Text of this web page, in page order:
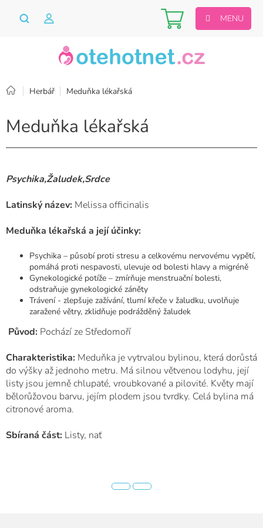
Nákupní
košík
DomůHerbář Meduňka lékařská
Meduňka lékařská
Psychika,Žaludek,Srdce
Latinský název: Melissa officinalis
Meduňka lékařská a její účinky:
Psychika – působí proti stresu a celkovému nervovému vypětí,
pomáhá proti nespavosti, ulevuje od bolesti hlavy a migréně
Gynekologické potíže – zmírňuje menstruační bolesti,
odstraňuje gynekologické záněty
Trávení - zlepšuje zažívání, tlumí křeče v žaludku, uvolňuje
zaražené větry, zklidňuje podrážděný žaludek
Původ: Pochází ze Středomoří
Charakteristika: Meduňka je vytrvalou bylinou, která dorůstá
do výšky až jednoho metru. Má silnou větvenou lodyhu, její
listy jsou jemně chlupaté, vroubkované a pilovité. Květy mají
bělorůžovou barvu, jejím plodem jsou tvrdky. Celá bylina má
citronové aroma.
Sbíraná část: Listy, nať